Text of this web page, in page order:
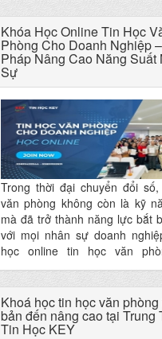
Khóa Học Online Tin Học
Phòng Cho Doanh Nghiệp
Pháp Nâng Cao Năng Suất
Sự
Trong thời đại chuyển đổi
văn phòng không còn là kỹ
mà đã trở thành năng lực bắt
với mọi nhân sự doanh
học online tin học văn
doanh nghiệp ra đời nhằm
nhanh hơn – chính xác hơn,
ưu hiệu suất và giảm chi phí vận
Khoá học tin học văn
bản đến nâng cao tại Trung
Tin Học KEY